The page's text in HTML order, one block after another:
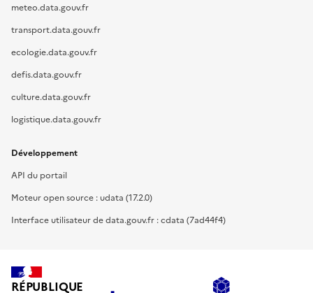
meteo.data.gouv.fr
transport.data.gouv.fr
ecologie.data.gouv.fr
defis.data.gouv.fr
culture.data.gouv.fr
logistique.data.gouv.fr
Développement
API du portail
Moteur open source : udata (17.2.0)
Interface utilisateur de data.gouv.fr : cdata (7ad44f4)
RÉPUBLIQUE